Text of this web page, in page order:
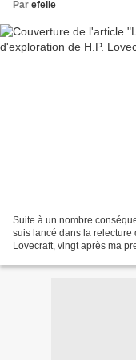
Par efelle
Suite à un nombre
suis lancé dans la relecture
Lovecraft, vingt après ma